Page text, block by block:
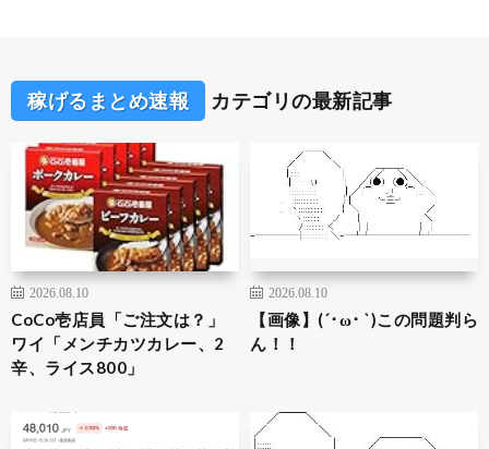
稼げるまとめ速報 カテゴリの最新記事
2026.08.10
CoCo壱店員「ご注文は？」
ワイ「メンチカツカレー、2
辛、ライス800」
2026.08.10
【画像】(´･ω･ `)この問題判ら
ん！！